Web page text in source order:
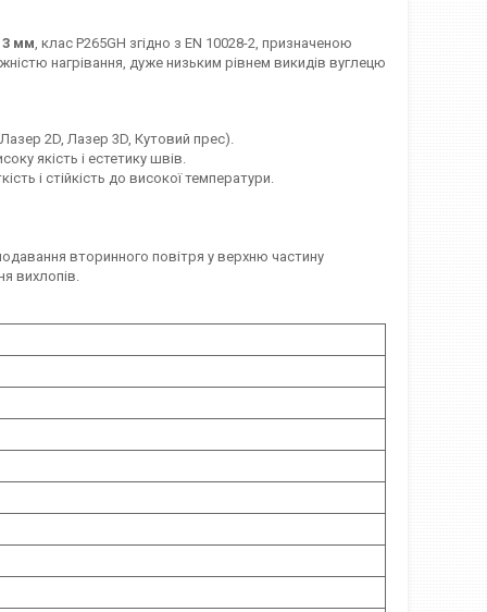
3 мм, клас P265GH згідно з EN 10028-2, призначеною
нагрівання, дуже низьким рівнем викидів вуглецю
2D, Лазер 3D, Кутовий прес).
якість і естетику швів.
і стійкість до високої температури.
вторинного повітря у верхню частину
вихлопів.